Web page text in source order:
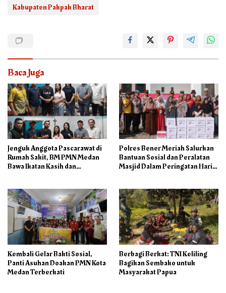
Kabupaten Pakpak Bharat
Baca Juga
Jenguk Anggota Pascarawat di
Rumah Sakit, BM PMN Medan
Bawa Ikatan Kasih dan
Polres Bener Meriah Salurkan
Bantuan Sosial dan Peralatan
Masjid Dalam Peringatan Hari
Kembali Gelar Bakti Sosial,
Panti Asuhan Doakan PMN Kota
Medan Terberkati
Berbagi Berkat: TNI Keliling
Bagikan Sembako untuk
Masyarakat Papua